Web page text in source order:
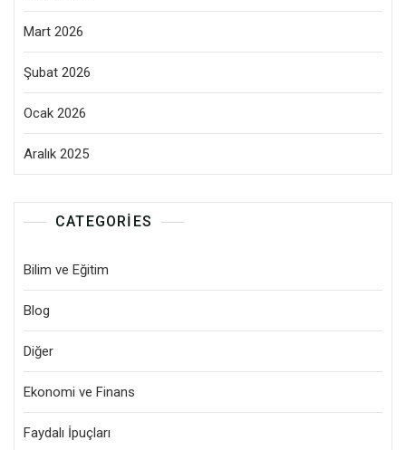
Mart 2026
Şubat 2026
Ocak 2026
Aralık 2025
CATEGORIES
Bilim ve Eğitim
Blog
Diğer
Ekonomi ve Finans
Faydalı İpuçları